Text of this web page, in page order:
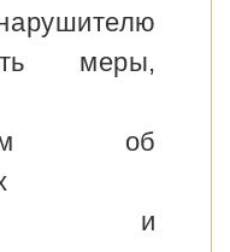
меры,
об
и